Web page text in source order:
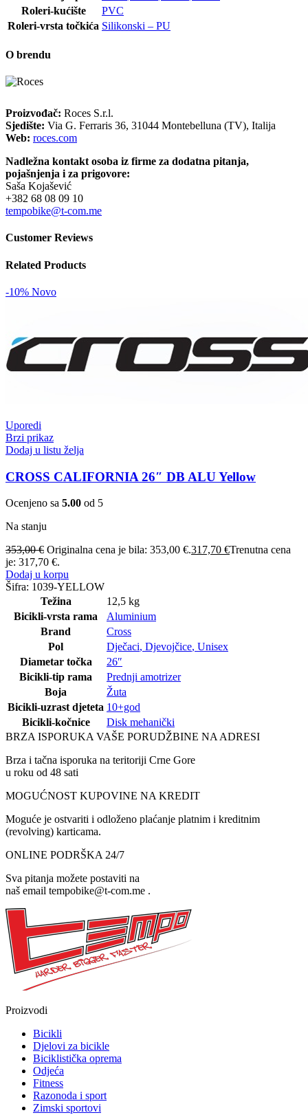
Roleri-kućište
PVC
Roleri-vrsta točkića Silikonski – PU
O brendu
Proizvođač: Roces S.r.l.
Sjedište: Via G. Ferraris 36, 31044 Montebelluna (TV), Italija
Web: roces.com
Nadležna kontakt osoba iz firme za dodatna pitanja,
pojašnjenja i za prigovore:
Saša Kojašević
+382 68 08 09 10
tempobike@t-com.me
Customer Reviews
Related Products
-10% Novo
Uporedi
Brzi prikaz
Dodaj u listu želja
CROSS CALIFORNIA 26″ DB ALU Yellow
Ocenjeno sa 5.00 od 5
Na stanju
353,00€ Originalna cena je bila: 353,00 €.317,70 €Trenutna cena
je: 317,70 €.
Dodaj u korpu
Šifra: 1039-YELLOW
Težina
12,5 kg
Bicikli-vrsta rama
Aluminium
Brand
Cross
Pol
Dječaci, Djevojčice, Unisex
Diametar točka
26″
Bicikli-tip rama
Prednji amotrizer
Boja
Žuta
Bicikli-uzrast djeteta 10+god
Bicikli-kočnice
Disk mehanički
BRZA ISPORUKA VAŠE PORUDŽBINE NA ADRESI
Brza i tačna isporuka na teritoriji Crne Gore
u roku od 48 sati
MOGUĆNOST KUPOVINE NA KREDIT
Moguće je ostvariti i odloženo plaćanje platnim i kreditnim
(revolving) karticama.
ONLINE PODRŠKA 24/7
Sva pitanja možete postaviti na
naš email tempobike@t-com.me .
Proizvodi
Bicikli
Djelovi za bicikle
Biciklistička oprema
Odjeća
Fitness
Razonoda i sport
Zimski sportovi